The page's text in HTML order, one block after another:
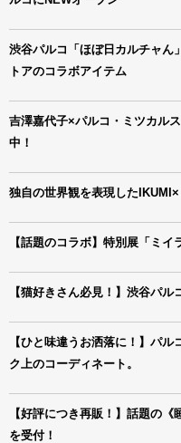
渋谷パルコ「ほぼ日カルチャん
トアのコラボアイテム
吉澤嘉代子×パルコ・ミツカル
中！
独自の世界観を表現した
【話題のコラボ】特別展「ミ
【猫好きさん必見！】渋谷パル
【ひと味違うお洒落に！】パ
ク上のコーディネート。
【好評につき再販！】話題の
を受付！